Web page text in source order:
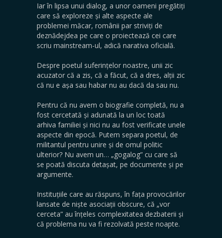
Iar în lipsa unui dialog, a unor oameni pregătiți
care să exploreze și alte aspecte ale
problemei măcar, românii par striviți de
deznădejdea pe care o proiectează cei care
scriu mainstream-ul, adică narativa oficială.
Despre poetul suferințelor noastre, unii zic
acuzator că a zis, că a făcut, că a dres, alții zic
că nu e așa sau habar nu au dacă da sau nu.
Pentru că nu avem o biografie completă, nu a
fost cercetată și adunată la un loc toată
arhiva familiei și nici nu au fost verificate unele
aspecte din epocă. Putem separa poetul, de
militantul pentru unire și de omul politic
ulterior? Nu avem un… „gogalog” cu care să
se poată discuta detașat, pe documente și pe
argumente.
Instituțiile care au răspuns, în fața provocărilor
lansate de niște asociații obscure, că „vor
cerceta” au înțeles complexitatea dezbaterii și
că problema nu va fi rezolvată peste noapte.